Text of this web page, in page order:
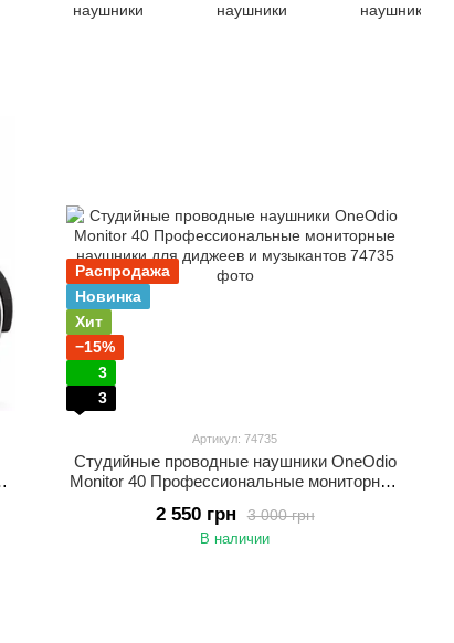
наушники
наушники
наушники
Распродажа
Новинка
Хит
−15%
3
3
Артикул: 74735
Студийные проводные наушники OneOdio
Monitor 40 Профессиональные мониторные
3 000 грн
2 550 грн
В наличии